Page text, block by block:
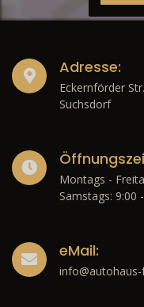
Adresse:
Eckernförder
Suchsdorf
Montags -
Samstags: 9:00
eMail: